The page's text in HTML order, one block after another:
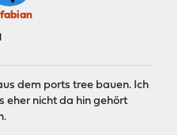
fabian
dem ports tree bauen. Ich
eher nicht da hin gehört